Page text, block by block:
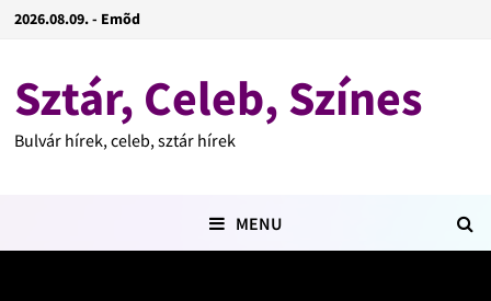
2026.08.09. - Emõd
Sztár, Celeb, Színes
Bulvár hírek, celeb, sztár hírek
MENU